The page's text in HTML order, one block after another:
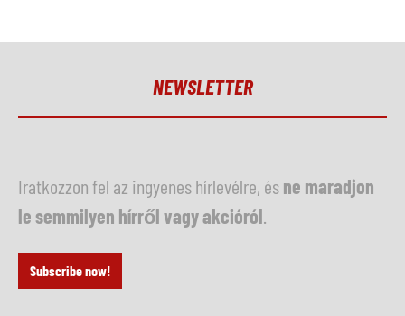
NEWSLETTER
Iratkozzon fel az ingyenes hírlevélre, ésne maradjon
le semmilyen hírről vagy akcióról
Subscribe now!